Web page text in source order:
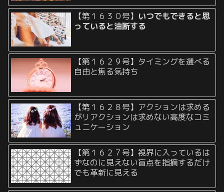
【第１６３０号】 いつでもできると思
っていると油断する
【第１６２９号】タイミングを選べる
自由と焦る気持ち
【第１６２８号】アクションは求める
がリアクションは求めない高度なコミ
ュニケーション
【第１６２７号】視界に入っているは
ずなのに見えない盲点を指摘するだけ
でも革新に見える